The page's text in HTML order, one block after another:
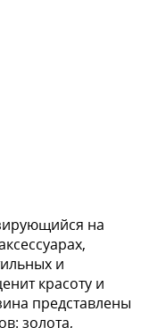
на
и
красоту и
представлены
золота,